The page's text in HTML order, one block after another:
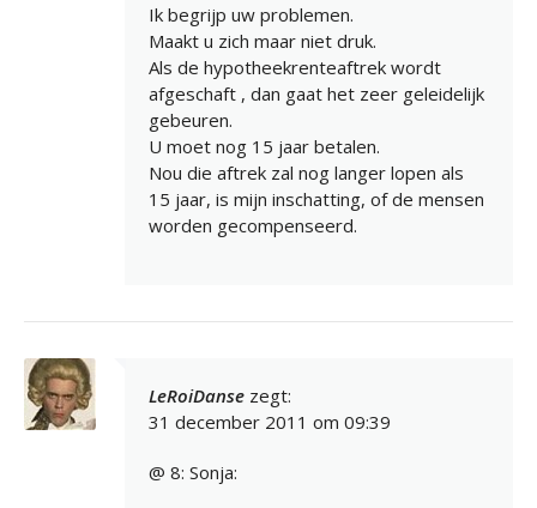
Ik begrijp uw problemen.
Maakt u zich maar niet druk.
Als de hypotheekrenteaftrek wordt
afgeschaft , dan gaat het zeer geleidelijk
gebeuren.
U moet nog 15 jaar betalen.
Nou die aftrek zal nog langer lopen als
15 jaar, is mijn inschatting, of de mensen
worden gecompenseerd.
LeRoiDanse zegt:
31 december 2011 om 09:39
@ 8: Sonja: